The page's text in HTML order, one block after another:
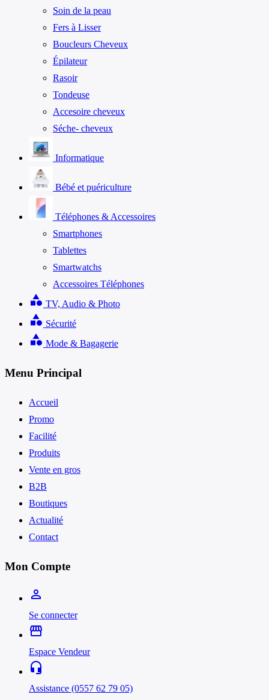
Soin de la peau
Fers à Lisser
Boucleurs Cheveux
Épilateur
Rasoir
Tondeuse
Accesoire cheveux
Séche- cheveux
Informatique
Bébé et puériculture
Téléphones & Accessoires
Smartphones
Tablettes
Smartwatchs
Accessoires Téléphones
category TV, Audio & Photo
category Sécurité
category Mode & Bagagerie
Menu Principal
Accueil
Promo
Facilité
Produits
Vente en gros
B2B
Boutiques
Actualité
Contact
Mon Compte
person_outline
Se connecter
storefront
Espace Vendeur
headset_mic
Assistance (0557 62 79 05)